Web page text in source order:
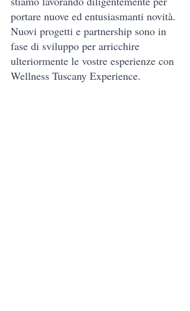
portare nuove ed entusiasmanti novità.
Nuovi progetti e partnership sono in
fase di sviluppo per arricchire
ulteriormente le vostre esperienze con
Wellness Tuscany Experience.